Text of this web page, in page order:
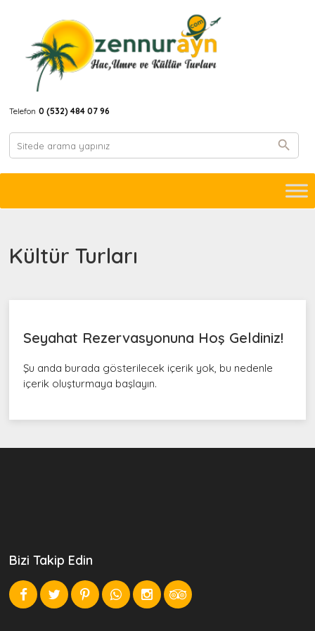
Telefon 0 (532) 484 07 96
Kültür Turları
Seyahat Rezervasyonuna Hoş Geldiniz!
Şu anda burada gösterilecek içerik yok, bu nedenle
içerik oluşturmaya başlayın.
Bizi Takip Edin